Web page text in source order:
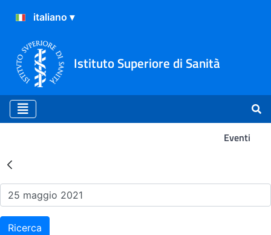
Istituto Superiore di Sanità
Eventi
Risultati della Ricerca -
Ricerca